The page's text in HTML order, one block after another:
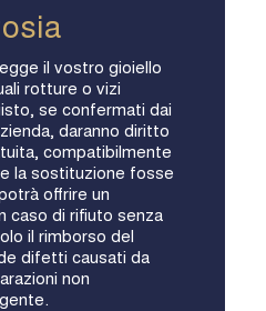
il vostro gioiello
rotture o vizi
se confermati dai
daranno diritto
compatibilmente
la sostituzione fosse
offrire un
caso di rifiuto senza
il rimborso del
difetti causati da
non